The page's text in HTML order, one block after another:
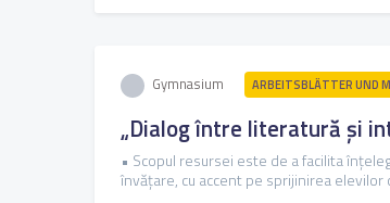
Gymnasium ARBEITSBLÄTTER UND
„Dialog între literatură și
• Scopul resursei este de a facilita
învățare, cu accent pe sprijinirea